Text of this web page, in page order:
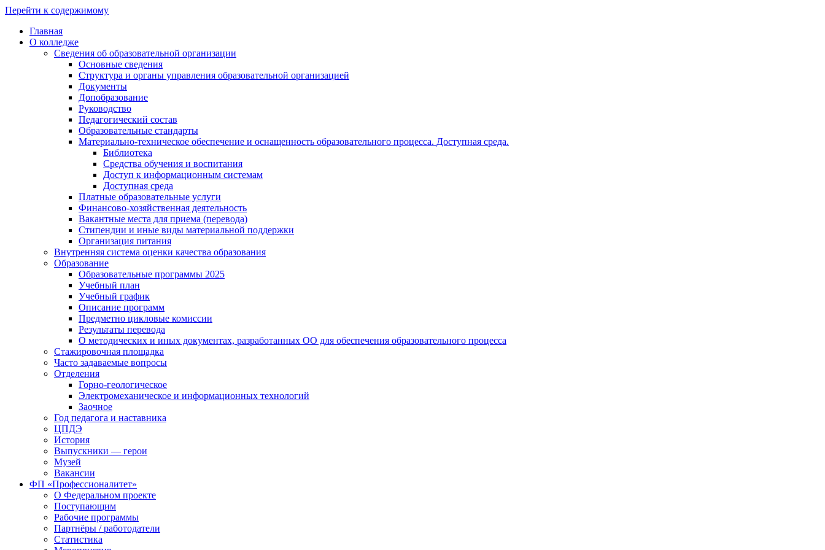
Перейти к содержимому
Главная
О колледже
Сведения об образовательной организации
Основные сведения
Структура и органы управления образовательной организацией
Документы
Допобразование
Руководство
Педагогический состав
Образовательные стандарты
Материально-техническое обеспечение и оснащенность образовательного процесса. Доступная среда.
Библиотека
Средства обучения и воспитания
Доступ к информационным системам
Доступная среда
Платные образовательные услуги
Финансово-хозяйственная деятельность
Вакантные места для приема (перевода)
Стипендии и иные виды материальной поддержки
Организация питания
Внутренняя система оценки качества образования
Образование
Образовательные программы 2025
Учебный план
Учебный график
Описание программ
Предметно цикловые комиссии
Результаты перевода
О методических и иных документах, разработанных ОО для обеспечения образовательного процесса
Стажировочная площадка
Часто задаваемые вопросы
Отделения
Горно-геологическое
Электромеханическое и информационных технологий
Заочное
Год педагога и наставника
ЦПДЭ
История
Выпускники — герои
Музей
Вакансии
ФП «Профессионалитет»
О Федеральном проекте
Поступающим
Рабочие программы
Партнёры / работодатели
Статистика